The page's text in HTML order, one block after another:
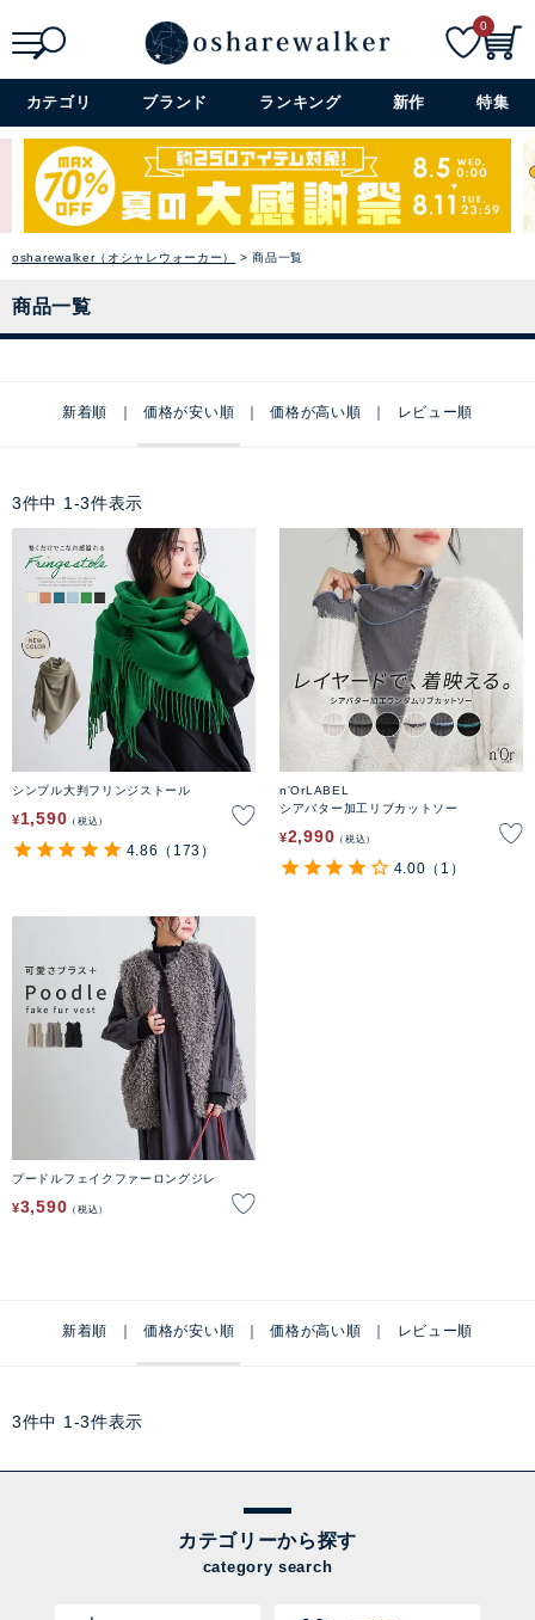
詳細検索+
0
カテゴリ ブランド ランキング 新作 特集
osharewalker（オシャレウォーカー） 商品一覧
商品一覧
新着順 価格が安い順 価格が高い順 レビュー順
3件中 1 -3件表示
シンプル大判フリンジストール
¥1,590 税込
4.86 （173）
n'OrLABEL
シアバター加工リブカットソー
¥2,990 税込
4.00 （1）
プードルフェイクファーロングジレ
¥3,590 税込
新着順 価格が安い順 価格が高い順 レビュー順
3件中 1 -3件表示
カテゴリーから探す
category search